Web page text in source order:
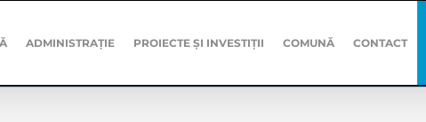
ADMINISTRAȚIE PROIECTE ȘI INVESTIȚII COMUNĂ CONTACT